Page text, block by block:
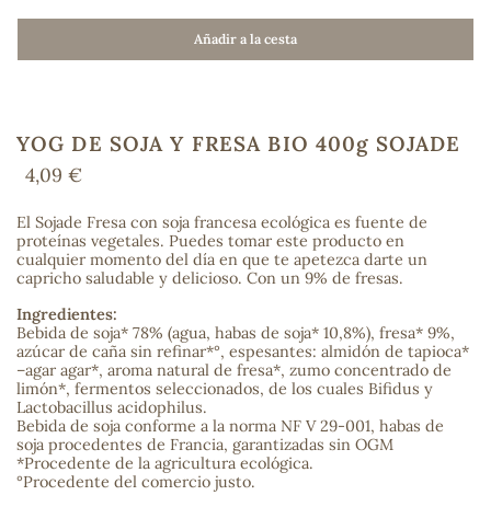
Añadir a la cesta
YOG DE SOJA Y FRESA BIO 400g SOJADE
4,09 €
El Sojade Fresa con soja francesa ecológica es fuente de
proteínas vegetales. Puedes tomar este producto en
cualquier momento del día en que te apetezca darte un
capricho saludable y delicioso. Con un 9% de fresas.
Ingredientes:
Bebida de soja* 78% (agua, habas de soja* 10,8%), fresa* 9%,
azúcar de caña sin refinar*°, espesantes: almidón de tapioca*
–agar agar*, aroma natural de fresa*, zumo concentrado de
limón*, fermentos seleccionados, de los cuales Bifidus y
Lactobacillus acidophilus.
Bebida de soja conforme a la norma NF V 29-001, habas de
soja procedentes de Francia, garantizadas sin OGM
*Procedente de la agricultura ecológica.
°Procedente del comercio justo.